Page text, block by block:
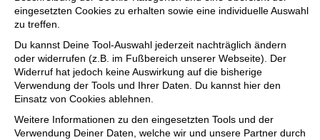
eingesetzten Cookies zu erhalten sowie eine individuelle Auswahl
zu treffen.
Du kannst Deine Tool-Auswahl jederzeit nachträglich ändern
oder widerrufen (z.B. im Fußbereich unserer Webseite). Der
Widerruf hat jedoch keine Auswirkung auf die bisherige
Verwendung der Tools und Ihrer Daten. Du kannst hier den
Einsatz von Cookies ablehnen.
Weitere Informationen zu den eingesetzten Tools und der
Verwendung Deiner Daten, welche wir und unsere Partner durch